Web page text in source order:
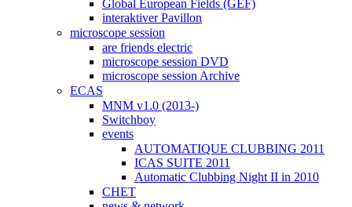
Global European Fields (GEF)
interaktiver Pavillon
microscope session
are friends electric
microscope session DVD
microscope session Archive
ECAS
MNM v1.0 (2013-)
Switchboy
events
AUTOMATIQUE CLUBBING 2011
ICAS SUITE 2011
Automatic Clubbing Night II in 2010
CHET